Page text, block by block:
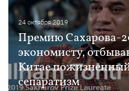
24 октября 2019
Премию Сахарова-
экономисту,
Китае
сепаратизм